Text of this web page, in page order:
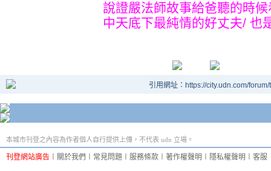
說證嚴法師故事給爸聽的時
中天底下最純情的好丈夫/ 也
引用網址：https://city.udn.com/
本城市刊登之內容為作者個人自行提供上傳，不代表 udn 立場。
刊登網站廣告 關於我們 常見問題 服務條款 著作權聲明 隱私權聲明 客服